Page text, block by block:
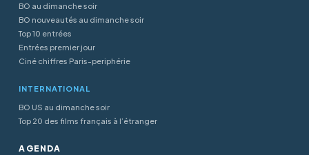
BO au dimanche soir
BO nouveautés au dimanche soir
Top 10 entrées
Entrées premier jour
Ciné chiffres Paris-periphérie
INTERNATIONAL
BO US au dimanche soir
Top 20 des films français à l’étranger
AGENDA